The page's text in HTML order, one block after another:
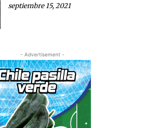
septiembre 15, 2021
- Advertisement -